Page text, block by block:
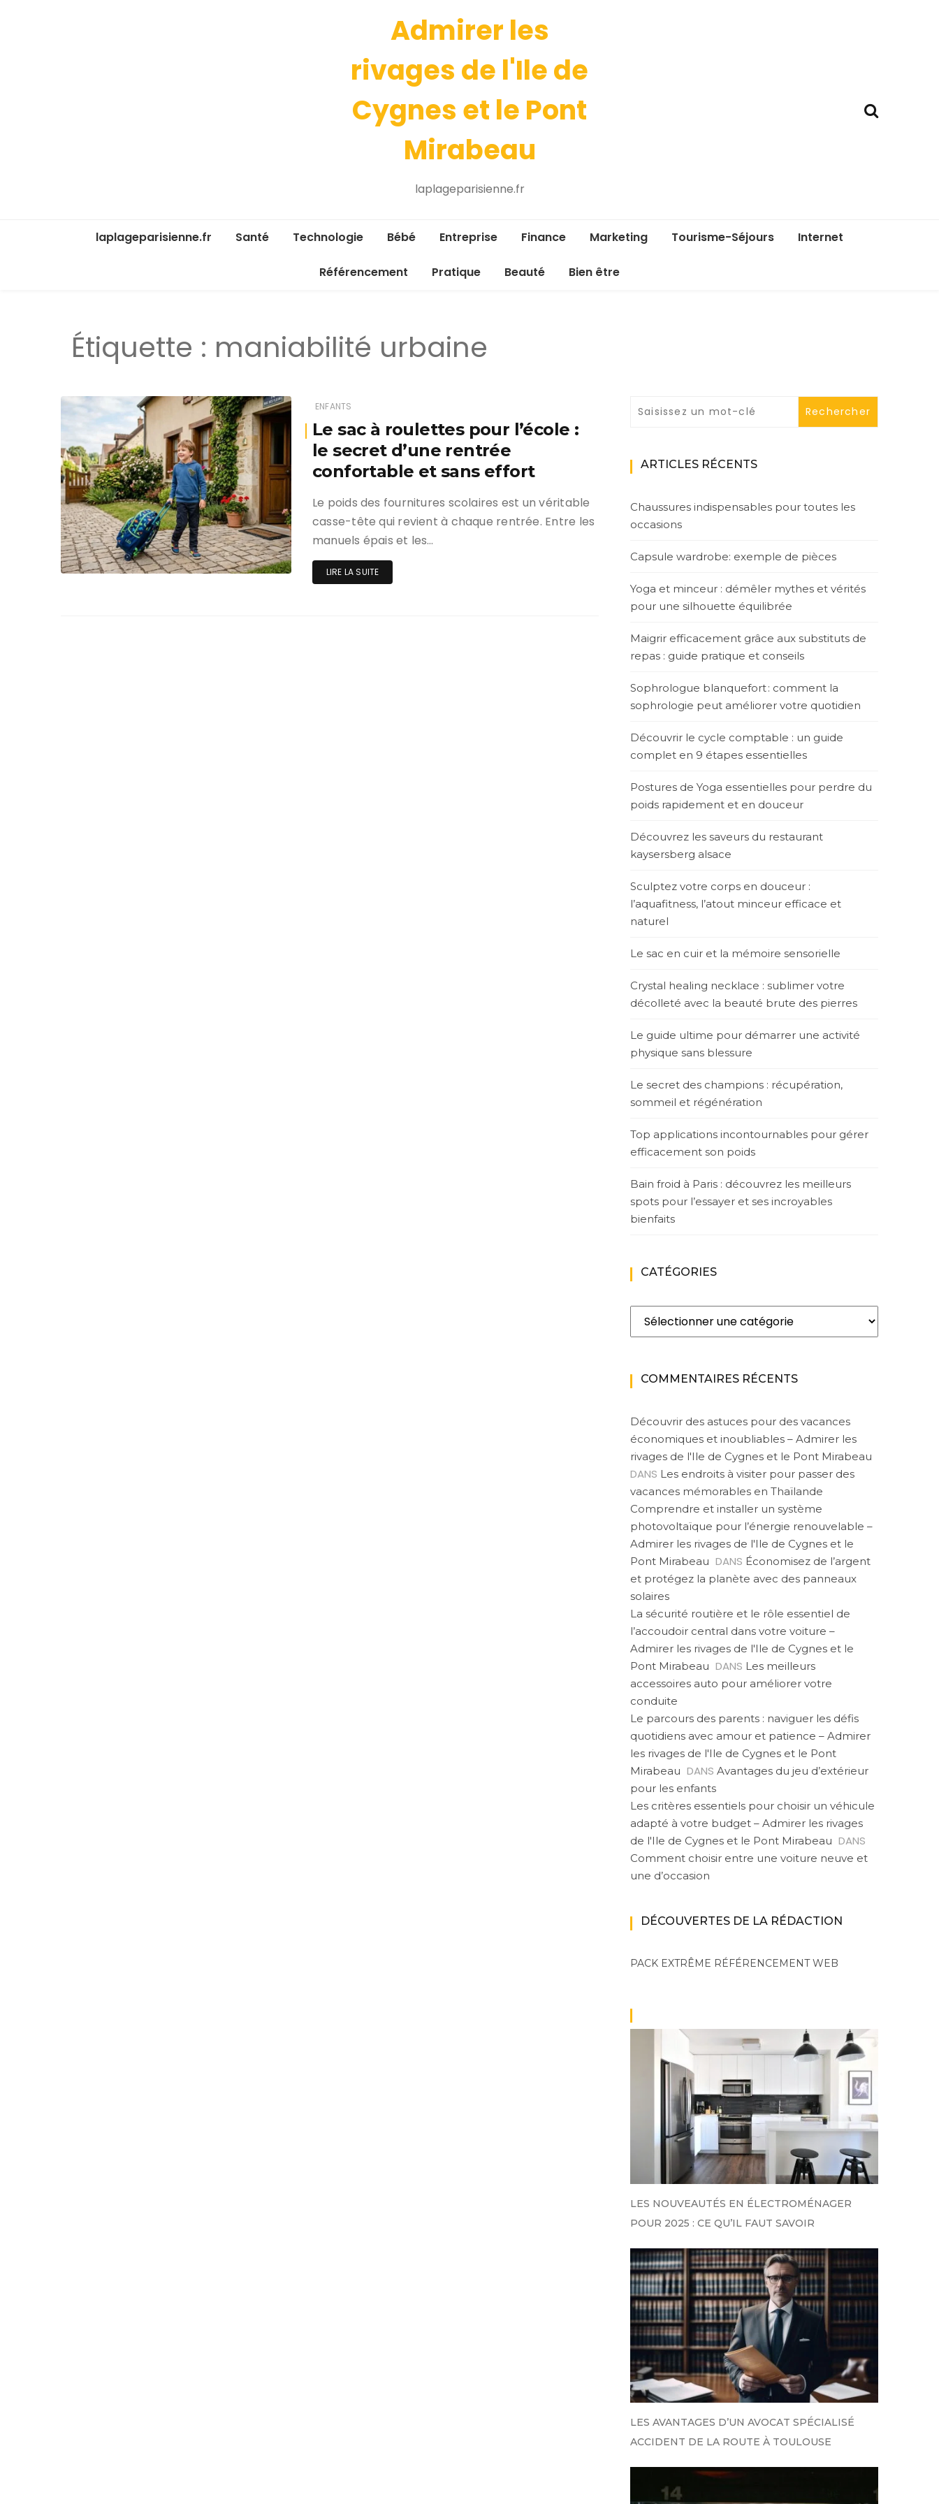
Admirer les
rivages de l'Ile de
Cygnes et le Pont
Mirabeau
laplageparisienne.fr
laplageparisienne.fr Santé Technologie Bébé Entreprise Finance Marketing Tourisme-Séjours Internet
Référencement Pratique Beauté Bien être
Étiquette : maniabilité urbaine
ENFANTS
Le sac à roulettes pour l’école :
le secret d’une rentrée
confortable et sans effort
Le poids des fournitures scolaires est un véritable
casse-tête qui revient à chaque rentrée. Entre les
manuels épais et les…
LIRE LA SUITE
ARTICLES RÉCENTS
Chaussures indispensables pour toutes les
occasions
Capsule wardrobe: exemple de pièces
Yoga et minceur : démêler mythes et vérités
pour une silhouette équilibrée
Maigrir efficacement grâce aux substituts de
repas : guide pratique et conseils
Sophrologue blanquefort : comment la
sophrologie peut améliorer votre quotidien
Découvrir le cycle comptable : un guide
complet en 9 étapes essentielles
Postures de Yoga essentielles pour perdre du
poids rapidement et en douceur
Découvrez les saveurs du restaurant
kaysersberg alsace
Sculptez votre corps en douceur :
l’aquafitness, l’atout minceur efficace et
naturel
Le sac en cuir et la mémoire sensorielle
Crystal healing necklace : sublimer votre
décolleté avec la beauté brute des pierres
Le guide ultime pour démarrer une activité
physique sans blessure
Le secret des champions : récupération,
sommeil et régénération
Top applications incontournables pour gérer
efficacement son poids
Bain froid à Paris : découvrez les meilleurs
spots pour l’essayer et ses incroyables
bienfaits
CATÉGORIES
Catégories
COMMENTAIRES RÉCENTS
Découvrir des astuces pour des vacances
économiques et inoubliables – Admirer les
rivages de l'Ile de Cygnes et le Pont Mirabeau
DANS Les endroits à visiter pour passer des
vacances mémorables en Thaïlande
Comprendre et installer un système
photovoltaïque pour l’énergie renouvelable –
Admirer les rivages de l'Ile de Cygnes et le
Pont Mirabeau DANS Économisez de l’argent
et protégez la planète avec des panneaux
solaires
La sécurité routière et le rôle essentiel de
l’accoudoir central dans votre voiture –
Admirer les rivages de l'Ile de Cygnes et le
Pont Mirabeau DANS Les meilleurs
accessoires auto pour améliorer votre
conduite
Le parcours des parents : naviguer les défis
quotidiens avec amour et patience – Admirer
les rivages de l'Ile de Cygnes et le Pont
Mirabeau DANS Avantages du jeu d’extérieur
pour les enfants
Les critères essentiels pour choisir un véhicule
adapté à votre budget – Admirer les rivages
de l'Ile de Cygnes et le Pont Mirabeau DANS
Comment choisir entre une voiture neuve et
une d’occasion
DÉCOUVERTES DE LA RÉDACTION
PACK EXTRÊME RÉFÉRENCEMENT WEB
LES NOUVEAUTÉS EN ÉLECTROMÉNAGER
POUR 2025 : CE QU’IL FAUT SAVOIR
LES AVANTAGES D’UN AVOCAT SPÉCIALISÉ
ACCIDENT DE LA ROUTE À TOULOUSE